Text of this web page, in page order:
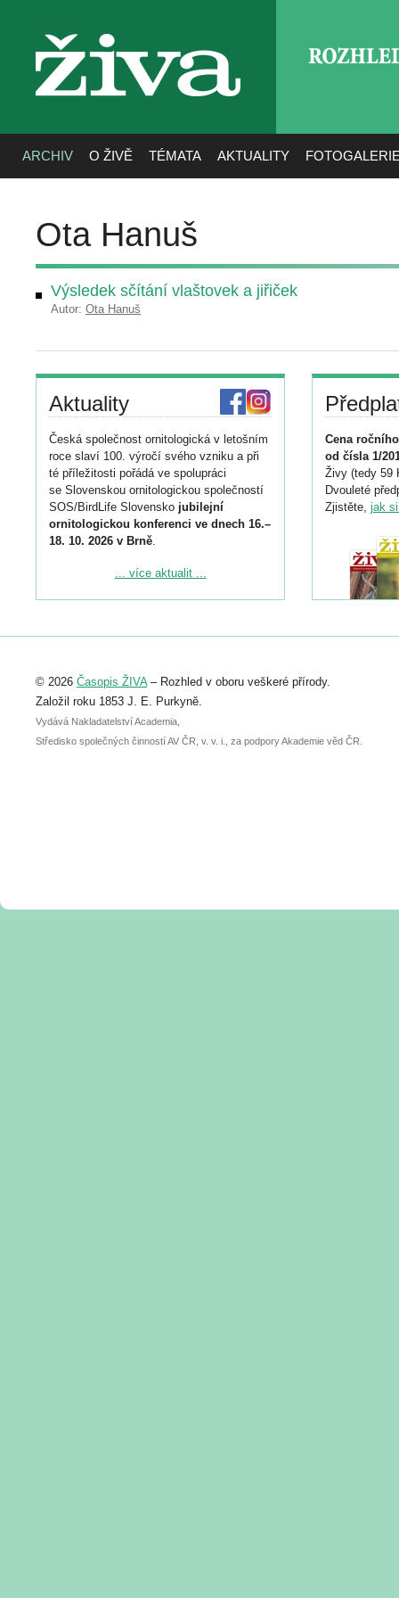
živa
ARCHIV O ŽIVĚ TÉMATA AKTUALITY
Ota Hanuš
Výsledek sčítání vlaštovek a jiřiček
Autor: Ota Hanuš
Aktuality
Česká společnost ornitologická v letošním
roce slaví 100. výročí svého vzniku a při
té příležitosti pořádá ve spolupráci
se Slovenskou ornitologickou společností
SOS/BirdLife Slovensko jubilejní
ornitologickou konferenci ve dnech 16.–
18. 10. 2026 v Brně.
Podrobnější informace ke konferenci
Registrovat se můžete do 6. září.
abstraktu přihlášené přednášky nebo
posteru je už 30. června.
... více aktualit ...
Cena
od čísla 1/
Živy (tedy 59
Dvouleté
Zjistěte, jak
© 2026 Časopis ŽIVA– Rozhled v oboru veškeré přírody.
Založil roku 1853 J. E. Purkyně.
Vydává Nakladatelství Academia,
Středisko společných činností AV ČR, v. v. i., za podpory Akademie věd ČR.